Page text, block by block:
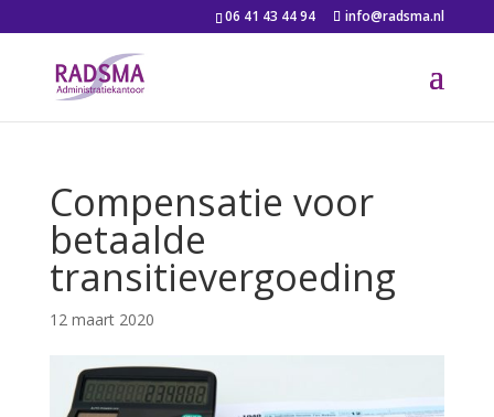
06 41 43 44 94 info@radsma.nl
Compensatie voor
betaalde
transitievergoeding
12 maart 2020